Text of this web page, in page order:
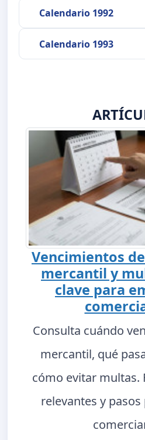
Calendario 1992
Calendario 1993
Vencimientos
mercantil y
clave para
Consulta cuándo
mercantil, qué
cómo evitar multas.
relevantes y